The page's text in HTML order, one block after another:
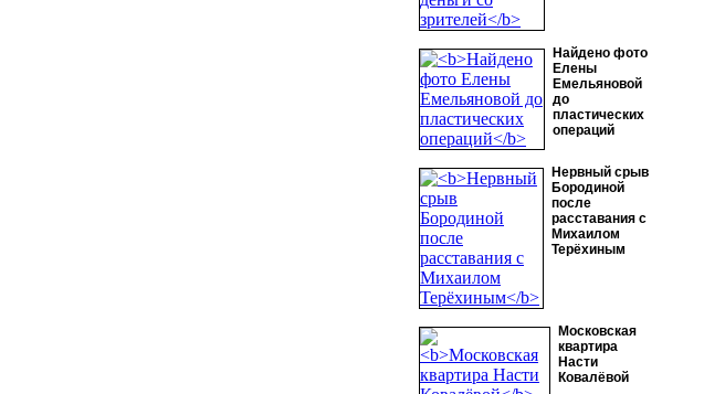
Найдено фото
Елены
Емельяновой
до
пластических
операций
Нервный срыв
Бородиной
после
расставания с
Михаилом
Терёхиным
Московская
квартира
Насти
Ковалёвой